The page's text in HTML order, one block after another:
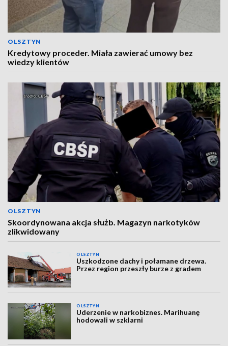
OLSZTYN
Kredytowy proceder. Miała zawierać umowy bez
wiedzy klientów
OLSZTYN
Skoordynowana akcja służb. Magazyn narkotyków
zlikwidowany
OLSZTYN
Uszkodzone dachy i połamane drzewa.
Przez region przeszły burze z gradem
OLSZTYN
Uderzenie w narkobiznes. Marihuanę
hodowali w szklarni